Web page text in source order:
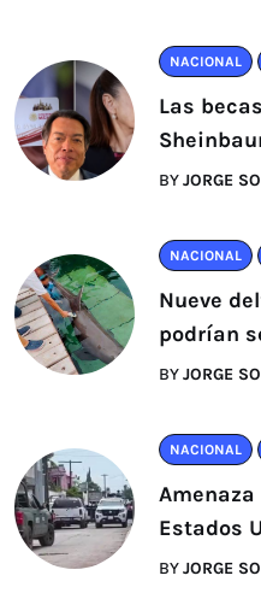
NACIONAL
Las
BYJORGE
NACIONAL
Nueve
podrían
BYJORGE
NACIONAL
Estados
BYJORGE